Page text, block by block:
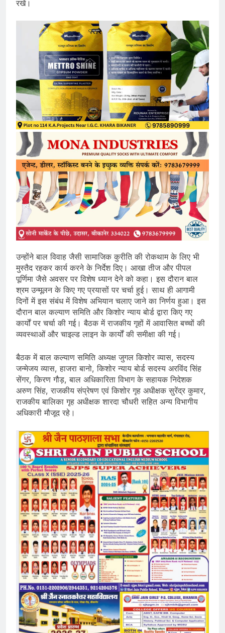
रखें।
उन्होंने बाल विवाह जैसी सामाजिक कुरीति की रोकथाम के लिए भी
मुस्तैद रहकर कार्य करने के निर्देश दिए। आखा तीज और पीपल
पूर्णिमा जैसे अवसर पर विशेष ध्यान देने को कहा। इस दौरान बाल
श्रम उन्मूलन के किए गए प्रयासों पर चर्चा हुई। साथ ही आगामी
दिनों में इस संबंध में विशेष अभियान चलाए जाने का निर्णय हुआ। इस
दौरान बाल कल्याण समिति और किशोर न्याय बोर्ड द्वारा किए गए
कार्यों पर चर्चा की गई। बैठक में राजकीय गृहों में आवासित बच्चों की
व्यवस्थाओं और चाइल्ड लाइन के कार्यों की समीक्षा की गई।
बैठक में बाल कल्याण समिति अध्यक्ष जुगल किशोर व्यास, सदस्य
जन्मेजय व्यास, हाजरा बानो, किशोर न्याय बोर्ड सदस्य अरविंद सिंह
सेंगर, किरण गौड़, बाल अधिकारिता विभाग के सहायक निदेशक
अरुण सिंह, राजकीय संप्रेषण एवं किशोर गृह अधीक्षक सुरेंद्र कुमार,
राजकीय बालिका गृह अधीक्षक शारदा चौधरी सहित अन्य विभागीय
अधिकारी मौजूद रहे।